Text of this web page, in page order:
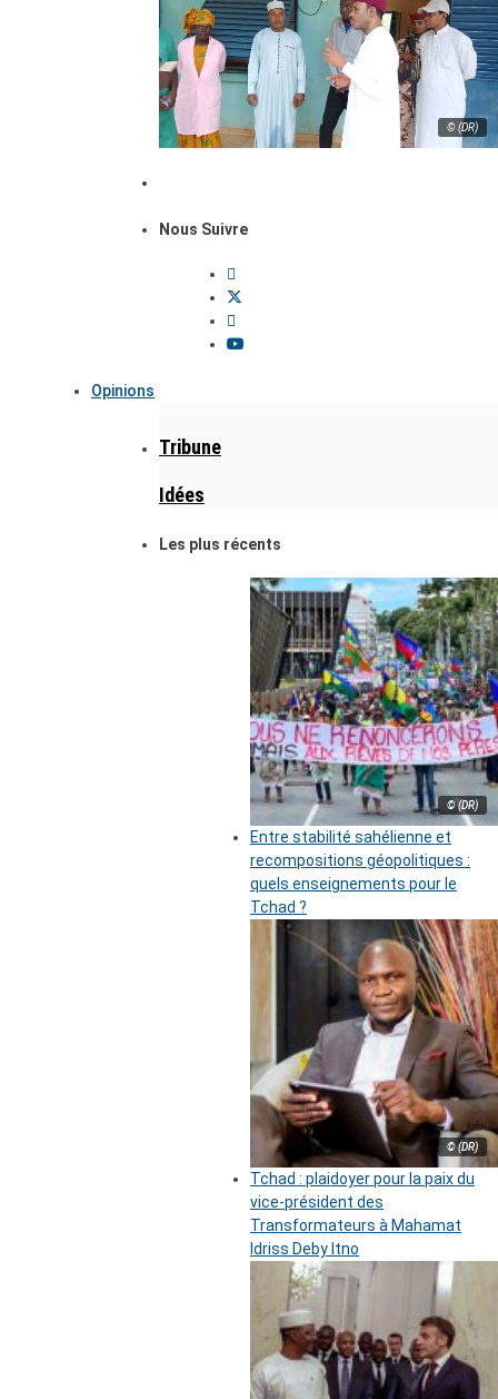
© (DR)
Nous Suivre
Opinions
Tribune
Idées
Les plus récents
© (DR)
Entre stabilité sahélienne et
recompositions géopolitiques :
quels enseignements pour le
Tchad ?
© (DR)
Tchad : plaidoyer pour la paix du
vice-président des
Transformateurs à Mahamat
Idriss Deby Itno